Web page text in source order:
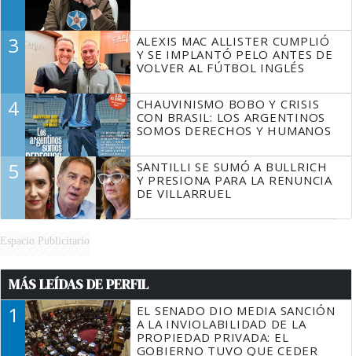
3
ALEXIS MAC ALLISTER CUMPLIÓ
Y SE IMPLANTÓ PELO ANTES DE
VOLVER AL FÚTBOL INGLÉS
4
CHAUVINISMO BOBO Y CRISIS
CON BRASIL: LOS ARGENTINOS
SOMOS DERECHOS Y HUMANOS
5
SANTILLI SE SUMÓ A BULLRICH
Y PRESIONA PARA LA RENUNCIA
DE VILLARRUEL
Espacio Publicitario
MÁS LEÍDAS DE PERFIL
1
EL SENADO DIO MEDIA SANCIÓN
A LA INVIOLABILIDAD DE LA
PROPIEDAD PRIVADA: EL
GOBIERNO TUVO QUE CEDER